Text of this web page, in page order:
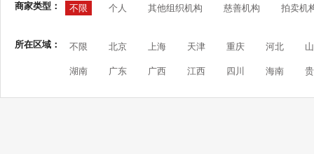
商家类型： 不限 个人 其他组织机构 慈善机构 拍卖机
所在区域： 不限 北京 上海 天津 重庆 河北
湖南 广东 广西 江西 四川 海南